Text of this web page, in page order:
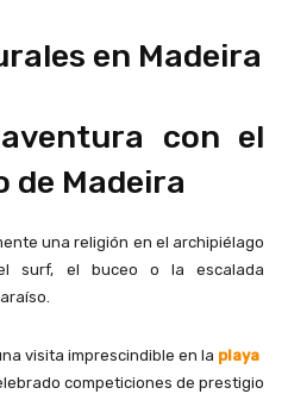
con el
de Madeira
una religión en el archipiélago
surf, el buceo o la escalada
visita imprescindible en la playa
competiciones de prestigio